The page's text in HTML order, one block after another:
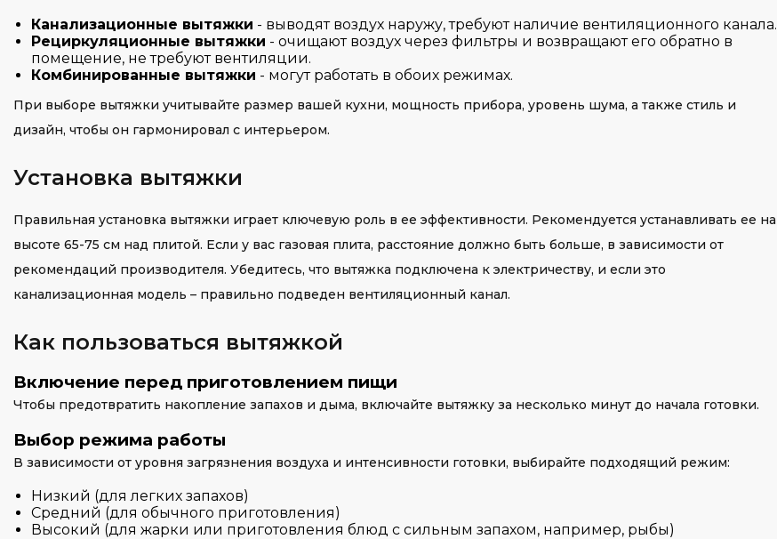
Канализационные вытяжки - выводят воздух наружу, требуют наличие вентиляционного канала.
Рециркуляционные вытяжки - очищают воздух через фильтры и возвращают его обратно в
помещение, не требуют вентиляции.
Комбинированные вытяжки - могут работать в обоих режимах.
При выборе вытяжки учитывайте размер вашей кухни, мощность прибора, уровень шума, а также стиль и
дизайн, чтобы он гармонировал с интерьером.
Установка вытяжки
Правильная установка вытяжки играет ключевую роль в ее эффективности. Рекомендуется устанавливать ее на
высоте 65-75 см над плитой. Если у вас газовая плита, расстояние должно быть больше, в зависимости от
рекомендаций производителя. Убедитесь, что вытяжка подключена к электричеству, и если это
канализационная модель – правильно подведен вентиляционный канал.
Как пользоваться вытяжкой
Включение перед приготовлением пищи
Чтобы предотвратить накопление запахов и дыма, включайте вытяжку за несколько минут до начала готовки.
Выбор режима работы
В зависимости от уровня загрязнения воздуха и интенсивности готовки, выбирайте подходящий режим:
Низкий (для легких запахов)
Средний (для обычного приготовления)
Высокий (для жарки или приготовления блюд с сильным запахом, например, рыбы)